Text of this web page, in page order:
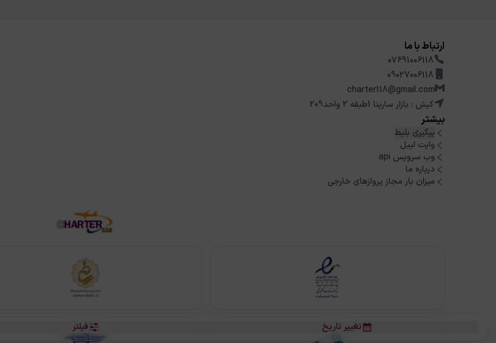
فیلتر تغییر تاریخ
ارتباط با ما
07691006118
09027006118
charter118@gmail.com
کیش : بازار سارینا 1طبقه 2 واحد209
بیشتر
پیگیری بلیط
وایت لیبل
وب سرویس api
درباره ما
میزان بار مجاز پروازهای خارجی